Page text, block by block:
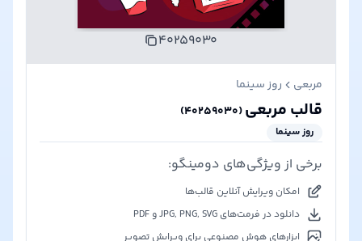
مربعی روز سینما
قالب مربعی(۴۰۲۵۹۰۳۰)
روز سینما
برخی از ویژگی‌های دومینگو:
امکان ویرایش آنلاین قالب‌ها
دانلود در فرمت‌های JPG, PNG, SVG و PDF
ابزارهای هوش مصنوعی برای ویرایش تصویر
۴۰۲۵۹۰۳۰